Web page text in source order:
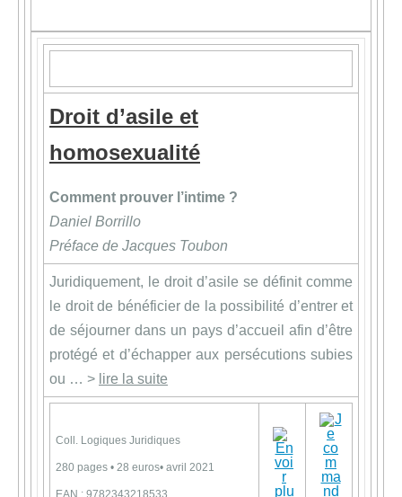
Droit d’asile et
homosexualité
Comment prouver l’intime ?
Daniel Borrillo
Préface de Jacques Toubon
Juridiquement, le droit d’asile se définit comme
le droit de bénéficier de la possibilité d’entrer et
de séjourner dans un pays d’accueil afin d’être
protégé et d’échapper aux persécutions subies
ou … > lire la suite
Coll. Logiques Juridiques
280 pages • 28 euros• avril 2021